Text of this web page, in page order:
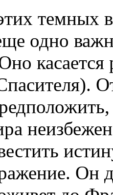
темных
одно
Он